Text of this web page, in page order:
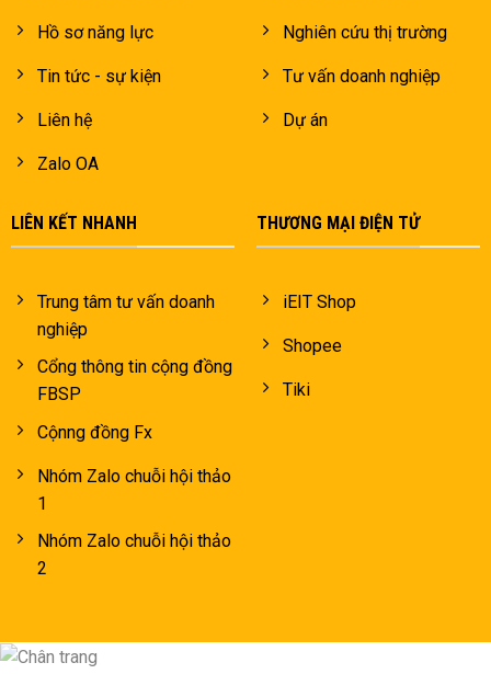
Hồ sơ năng lực
Tin tức - sự kiện
Liên hệ
Zalo OA
Nghiên cứu thị trường
Tư vấn doanh nghiệp
Dự án
LIÊN KẾT NHANH
Trung tâm tư vấn doanh
nghiệp
Cổng thông tin cộng đồng
FBSP
Cộnng đồng Fx
Nhóm Zalo chuỗi hội thảo
1
Nhóm Zalo chuỗi hội thảo
2
THƯƠNG MẠI ĐIỆN TỬ
iEIT Shop
Shopee
Tiki